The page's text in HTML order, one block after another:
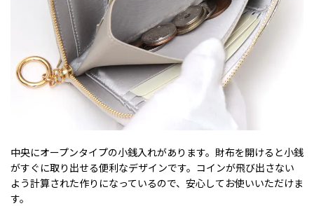
中央にオープンタイプの小銭入れがあります。財布を開けると小銭
がすぐに取り出せる便利なデザインです。コインが飛び出さない
よう計算された作りになっているので、安心してお使いいただけま
す。